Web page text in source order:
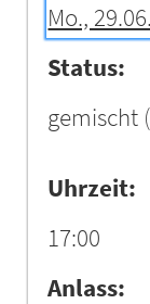
Mo.,
Status:
gemischt
Uhrzeit:
17:00
Anlass: